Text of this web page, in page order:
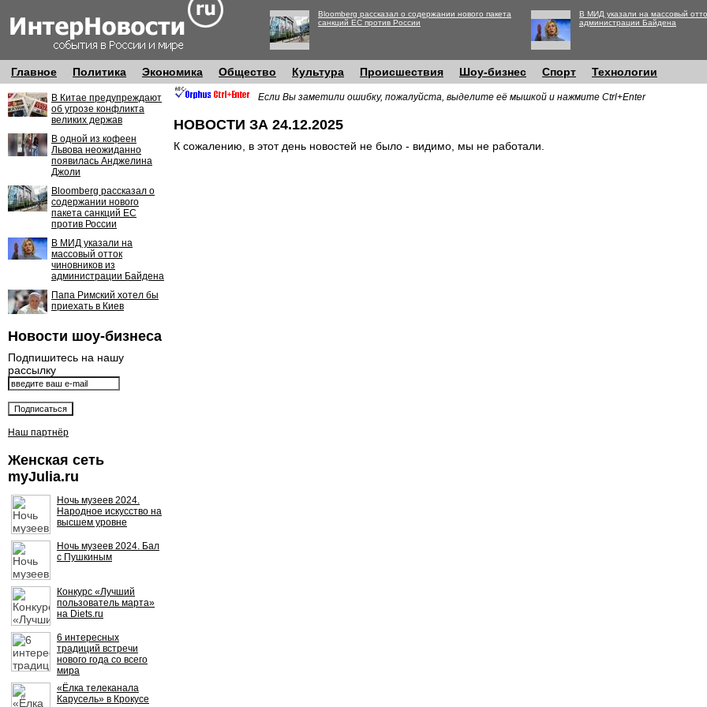
Bloomberg рассказал о содержании нового пакета
санкций ЕС против России
В МИД указали на массовый
администрации Байдена
Главное Политика Экономика Общество Культура Происшествия Шоу-бизнес Спорт Технологии
В Китае предупреждают
об угрозе конфликта
великих держав
В одной из кофеен
Львова неожиданно
появилась Анджелина
Джоли
Bloomberg рассказал о
содержании нового
пакета санкций ЕС
против России
В МИД указали на
массовый отток
чиновников из
администрации Байдена
Папа Римский хотел бы
приехать в Киев
Новости шоу-бизнеса
Подпишитесь на нашу
рассылку
Наш партнёр
Женская сеть
myJulia.ru
Ночь музеев 2024.
Народное искусство на
высшем уровне
Ночь музеев 2024. Бал
с Пушкиным
Конкурс «Лучший
пользователь марта»
на Diets.ru
6 интересных
традиций встречи
нового года со всего
мира
«Ёлка телеканала
Карусель» в Крокусе
Если Вы заметили ошибку, пожалуйста, выделите её мышкой и нажмите Ctrl+Enter
НОВОСТИ ЗА 24.12.2025
К сожалению, в этот день новостей не было - видимо, мы не работали.